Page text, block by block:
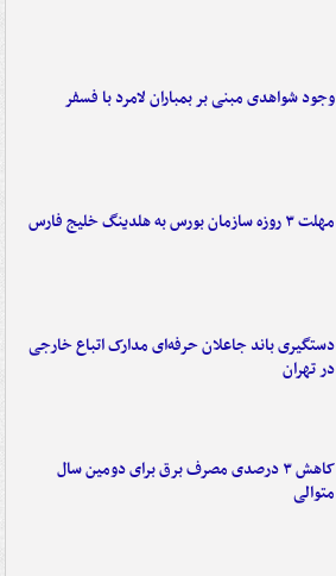
وجود شواهدی مبنی بر بمباران لامرد با فسفر
مهلت ۳ روزه سازمان بورس به هلدینگ خلیج فارس
دستگیری باند جاعلان حرفه‌ای مدارک اتباع خارجی
در تهران
کاهش ۳ درصدی مصرف برق برای دومین سال
متوالی